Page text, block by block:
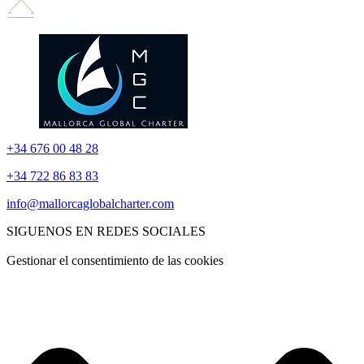
+34 676 00 48 28
+34 722 86 83 83
info@mallorcaglobalcharter.com
SIGUENOS EN REDES SOCIALES
Gestionar el consentimiento de las cookies